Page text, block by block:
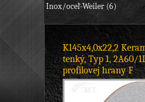
Inox/oceľ-Weiler (6)
K145x4,0x22,2
tenký, Typ 1, 2A60/
profilovej hrany F